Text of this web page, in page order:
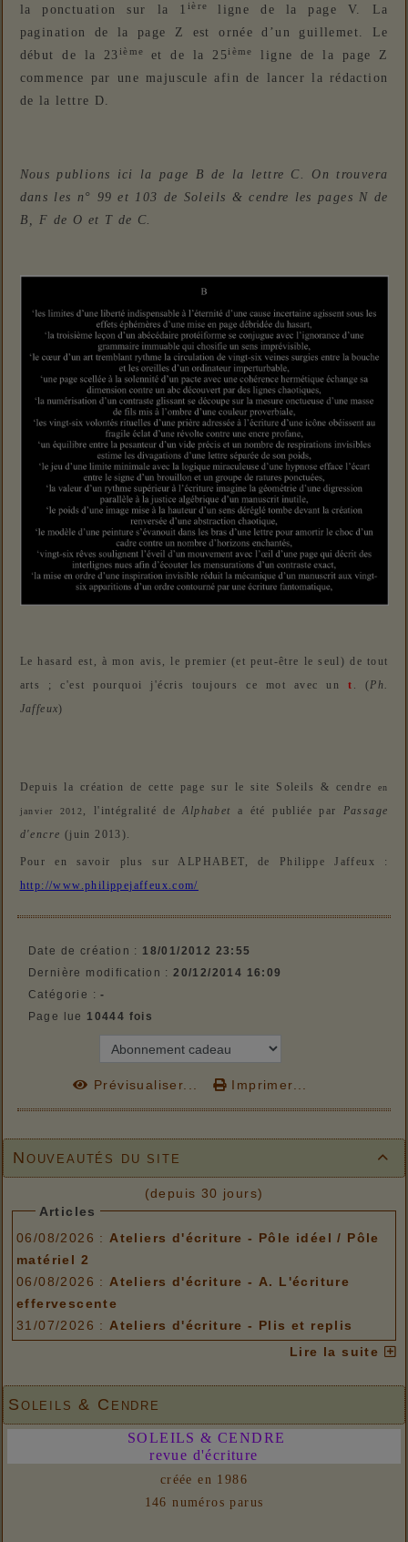

Nouveautés du site
(depuis 30 jours)
Articles
06/08/2026 : Ateliers d'écriture - Pôle idéel / Pôle
matériel 2
06/08/2026 : Ateliers d'écriture - A. L'écriture
effervescente
31/07/2026 : Ateliers d'écriture - Plis et replis
matériel 2
31/07/2026 :Ateliers d'écriture - Plis et replis
- Un euro ne fait pas le printemps
Lire la suite
Soleils & Cendre
SOLEILS & CENDRE
revue d'écriture
créée en 1986
146 numéros parus
la ponctuation sur la 1 ière
ligne de la page V. La
pagination de la page Z est ornée d’un guillemet. Le
début de la 23 ième et de la 25ième
ligne de la page Z
commence par une majuscule afin de lancer la rédaction
de la lettre D.
Nous publions ici la page B de la lettre C. On trouvera
dans les n° 99 et 103 de Soleils & cendre les pages N de
B, F de O et T de C.
Le hasard est, à mon avis, le premier (et peut-être le seul) de tout
arts ; c'est pourquoi j'écris toujours ce mot avec unt . (Ph.
Jaffeux)
Depuis la création de cette page sur le site Soleils & cendre en
janvier 2012, l'intégralité deAlphabet a été publiée par Passage
d'encre (juin 2013).
Pour en savoir plus sur ALPHABET, de Philippe Jaffeux :
http://www.philippejaffeux.com/
Date de création : 18/01/2012 23:55
Dernière modification :20/12/2014 16:09
Catégorie :-
Page lue 10444 fois
Prévisualiser... Imprimer...